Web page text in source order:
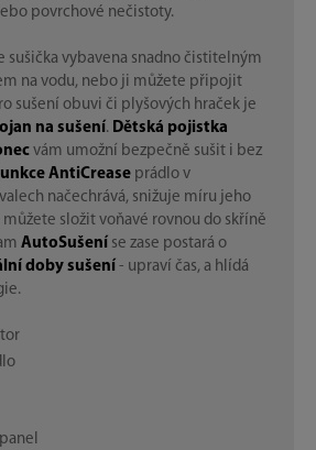
povrchové nečistoty.
sušička vybavena snadno čistitelným
na vodu, nebo ji můžete připojit
sušení obuvi či plyšových hraček je
na sušení. Dětská pojistka
vám umožní bezpečně sušit i bez
AntiCrease prádlo v
načechrává, snižuje míru jeho
složit voňavé rovnou do skříně
AutoSušení se zase postará o
doby sušení - upraví čas, a hlídá